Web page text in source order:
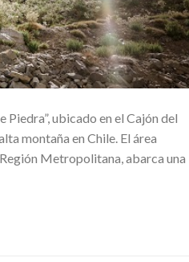
ubicado en el Cajón del
montaña en Chile. El área
Metropolitana, abarca una